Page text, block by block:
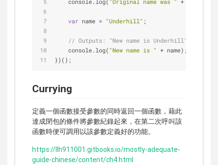
var name = "Underhill" ;
// Outputs: "New name is Underhill"
    console.log(
"New name is " + name);
})();
Currying
定義一個函數接受參數的同時返回一個函數，藉此
達成閉包的條件將參數紀錄起來，在第二次呼叫該
函數時便可調用以該參數定義好的功能。
https://llh911001.gitbooks.io/mostly-adequate-
guide-chinese/content/ch4.html